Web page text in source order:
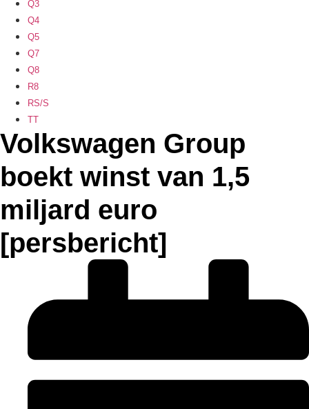
Q3
Q4
Q5
Q7
Q8
R8
RS/S
TT
Volkswagen Group
boekt winst van 1,5
miljard euro
[persbericht]